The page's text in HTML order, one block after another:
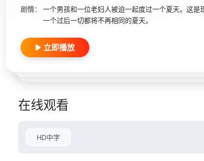
剧情：
一个男孩和一位老妇人被迫一起度过一个夏天。这
一个过后一切都将不再相同的夏天。
立即播放
在线观看
HD中字